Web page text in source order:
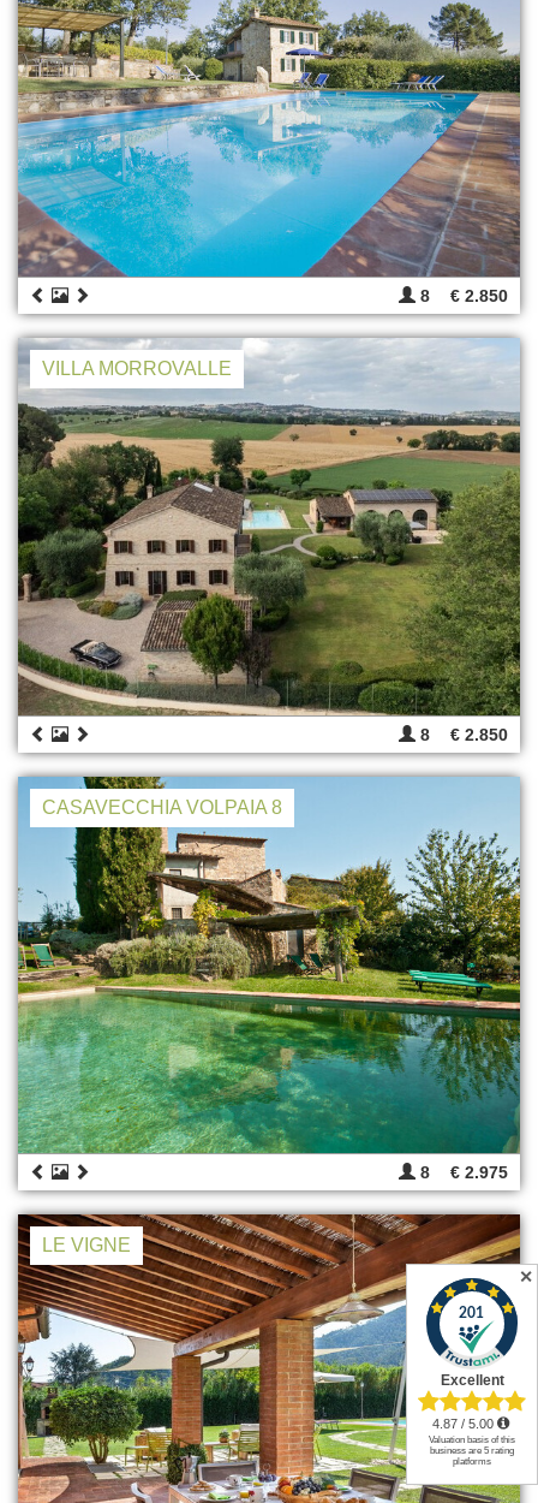
8 € 2.850
VILLA MORROVALLE
8 € 2.850
CASAVECCHIA VOLPAIA 8
8 € 2.975
LE VIGNE
✕